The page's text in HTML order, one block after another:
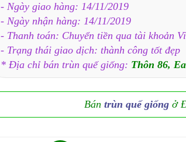
- Ngày giao hàng: 14/11/2019
- Ngày nhận hàng: 14/11/2019
- Thanh toán: Chuyển tiền qua tài khoản
- Trạng thái giao dịch: thành công tốt đẹp
* Địa chỉ bán trùn quế giống: Thôn 86,
Bán trùn quế giốngở